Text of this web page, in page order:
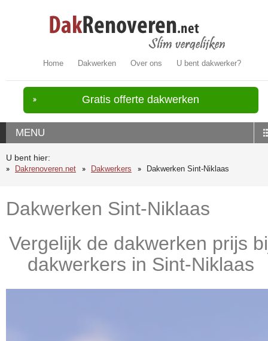
Home Dakwerken Over ons U bent dakwerker?
Gratis offerte dakwerken
MENU
U bent hier:
Dakrenoveren.net
Dakwerkers Dakwerken Sint-Niklaas
Dakwerken Sint-Niklaas
Vergelijk de dakwerken prijs
dakwerkers in Sint-Niklaas